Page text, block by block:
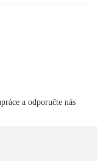
a odporučte nás